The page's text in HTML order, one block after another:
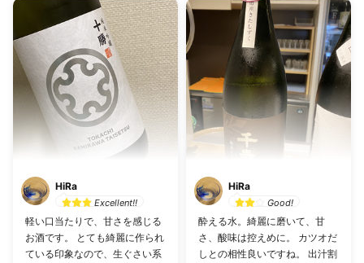
HiRa
Excellent!!
軽い口当たりで、甘さを感じる
お酒です。 とても綺麗に作られ
ている印象なので、生ぐさい系
HiRa
Good!
酔える水。綺麗に磨いて、甘
さ、酸味は控えめに。 カツオだ
しとの相性良いですね。 出汁割